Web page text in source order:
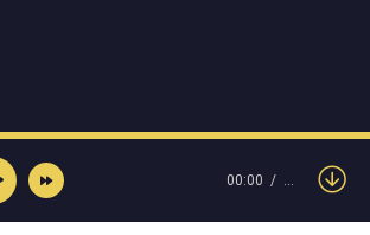
00:00 …